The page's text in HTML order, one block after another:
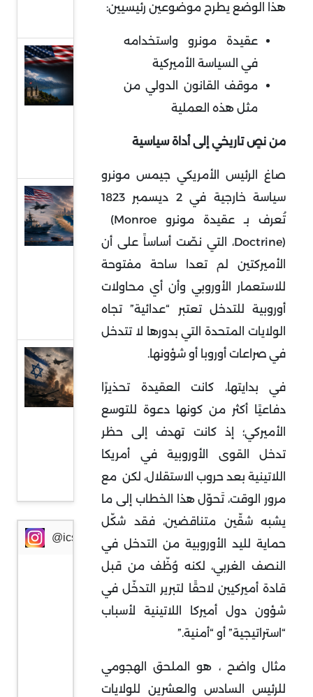
هذا الوضع يطرح موضوعين رئيسيين:
عقيدة مونرو واستخدامه
في السياسة الأميركية
موقف القانون الدولي من
مثل هذه العملية
من نصٍ تاريخي إلى أداة سياسية
صاغ الرئيس الأمريكي جيمس مونرو
سياسة خارجية في 2 ديسمبر 1823
تُعرف بـ عقيدة مونرو (Monroe
Doctrine)، التي نصّت أساساً على أن
الأميركتين لم تعدا ساحة مفتوحة
للاستعمار الأوروبي وأن أي محاولات
أوروبية للتدخل تعتبر “عدائية” تجاه
الولايات المتحدة التي بدورها لا تتدخل
في صراعات أوروبا أو شؤونها.
في بدايتها، كانت العقيدة تحذيرًا
دفاعيًا أكثر من كونها دعوة للتوسع
الأميركي؛ إذ كانت تهدف إلى حظر
تدخل القوى الأوروبية في أمريكا
اللاتينية بعد حروب الاستقلال، لكن مع
مرور الوقت، تَحوّل هذا الخطاب إلى ما
يشبه شقّين متناقضين، فقد شكّل
حماية لليد الأوروبية من التدخل في
النصف الغربي، لكنه وُظّف من قبل
قادة أميركيين لاحقًا لتبرير التدخّل في
شؤون دول أميركا اللاتينية لأسباب
“استراتيجية” أو “أمنية”.
مثال واضح ، هو الملحق الهجومي
للرئيس السادس والعشرين للولايات
الجولة
الخليج
بين
الهدنة
الهشة
والحرب
منخفضة
المواجهة
المباشرة
بين إيران
وإسرائيل
@icssresearch